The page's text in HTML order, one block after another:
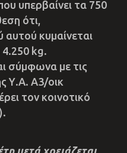
υπερβαίνει τα 750
ότι,
κυμαίνεται
kg.
σύμφωνα με τις
Υ.Α. A3/οικ
τον κοινοτικό
μετά χρειάζεται